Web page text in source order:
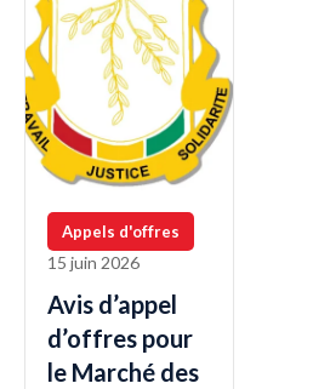
Appels d'offres
15 juin 2026
Avis d’appel
d’offres pour
le Marché des